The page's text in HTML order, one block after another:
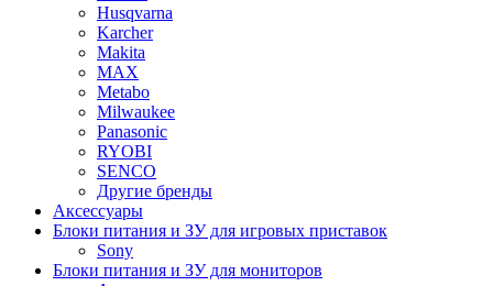
Husqvarna
Karcher
Makita
MAX
Metabo
Milwaukee
Panasonic
RYOBI
SENCO
Другие бренды
Аксессуары
Блоки питания и ЗУ для игровых приставок
Sony
Блоки питания и ЗУ для мониторов